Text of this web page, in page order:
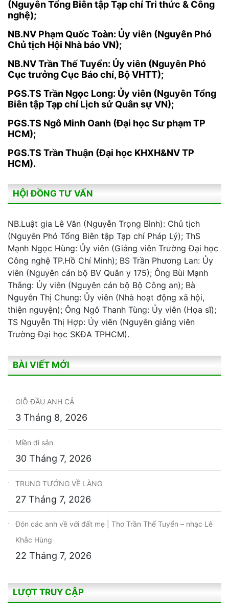
(Nguyên Tổng Biên tập Tạp chí Tri thức & Công
nghệ);
NB.NV Phạm Quốc Toàn: Ủy viên (Nguyên Phó
Chủ tịch Hội Nhà báo VN);
NB.NV Trần Thế Tuyển: Ủy viên (Nguyên Phó
Cục trưởng Cục Báo chí, Bộ VHTT);
PGS.TS Trần Ngọc Long: Ủy viên (Nguyên Tổng
Biên tập Tạp chí Lịch sử Quân sự VN);
PGS.TS Ngô Minh Oanh (Đại học Sư phạm TP
HCM);
PGS.TS Trần Thuận (Đại học KHXH&NV TP
HCM).
HỘI ĐỒNG TƯ VẤN
NB.Luật gia Lê Văn (Nguyễn Trọng Bình): Chủ tịch
(Nguyên Phó Tổng Biên tập Tạp chí Pháp Lý); ThS
Mạnh Ngọc Hùng: Ủy viên (Giảng viên Trường Đại học
Công nghệ TP.Hồ Chí Minh); BS Trần Phương Lan: Ủy
viên (Nguyên cán bộ BV Quân y 175); Ông Bùi Mạnh
Thắng: Ủy viên (Nguyên cán bộ Bộ Công an); Bà
Nguyễn Thị Chung: Ủy viên (Nhà hoạt động xã hội,
thiện nguyện); Ông Ngô Thanh Tùng: Ủy viên (Họa sĩ);
TS Nguyễn Thị Hợp: Ủy viên (Nguyên giảng viên
Trường Đại học SKĐA TPHCM).
BÀI VIẾT MỚI
GIỖ ĐẦU ANH CẢ
3 Tháng 8, 2026
Miền di sản
30 Tháng 7, 2026
TRUNG TƯỚNG VỀ LÀNG
27 Tháng 7, 2026
Đón các anh về với đất mẹ | Thơ Trần Thế Tuyển – nhạc Lê
Khắc Hùng
22 Tháng 7, 2026
LƯỢT TRUY CẬP